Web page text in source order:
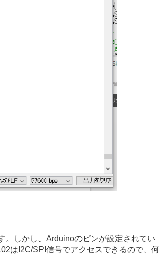
しかし、Arduinoのピンが設定されてい
はI2C/SPI信号でアクセスできるので、何